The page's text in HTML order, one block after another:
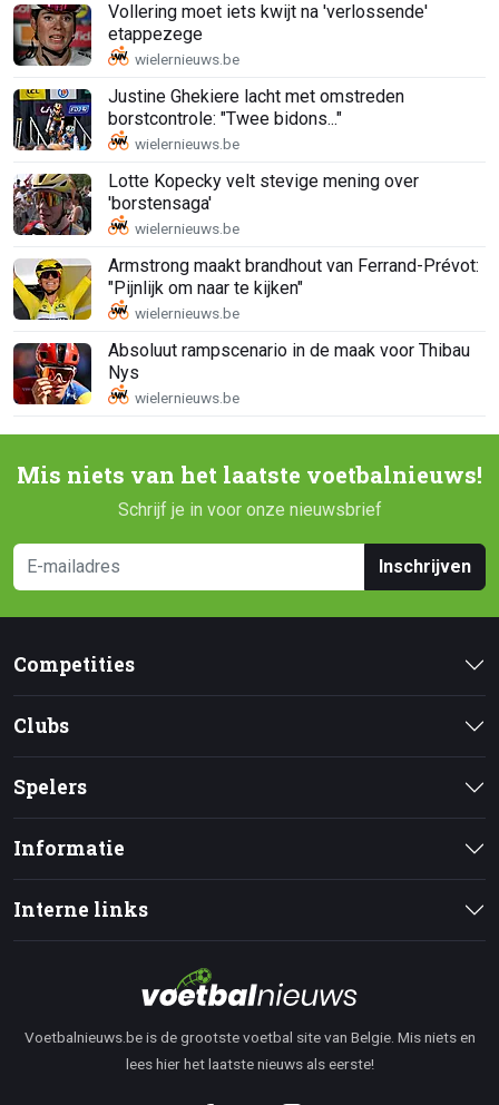
Vollering moet iets kwijt na 'verlossende'
etappezege
Justine Ghekiere lacht met omstreden
borstcontrole: "Twee bidons..."
Lotte Kopecky velt stevige mening over
'borstensaga'
Armstrong maakt brandhout van Ferrand-Prévot:
"Pijnlijk om naar te kijken"
Absoluut rampscenario in de maak voor Thibau
Nys
Mis niets van het laatste voetbalnieuws!
Schrijf je in voor onze nieuwsbrief
Inschrijven
Competities
Clubs
Spelers
Informatie
Interne links
Voetbalnieuws.be is de grootste voetbal site van Belgie. Mis niets en
lees hier het laatste nieuws als eerste!